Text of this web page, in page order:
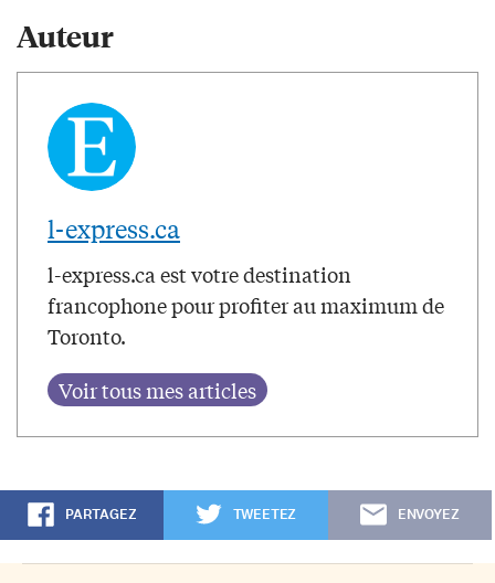
Auteur
l-express.ca
l-express.ca est votre destination
francophone pour profiter au maximum de
Toronto.
PARTAGEZ TWEETEZ ENVOYEZ